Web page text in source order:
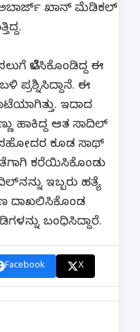
ಅಬಾರ್ಜ್ ಖಾನ್ ಮೆಡಿಕಲ್‌
ಬೆಳೆಸಿಕೊಂಡಿದ್ದ ಈ
ಪ್ರಶ್ನಿಸಿದ್ದಾನೆ. ಈ
ಇದಾದ
ಹಾಕಿದ್ದ ಆತ ಸಾದಿಲ್
ಸಹೋದರ ಕೂಡ ಸಾಥ್
ಕರೆಯಿಸಿಕೊಂಡು
ಇಬ್ಬರು ಹತ್ಯೆ
ದಾಖಲಿಸಿಕೊಂಡ
ಬಂಧಿಸಿದ್ದಾರೆ.
Facebook X